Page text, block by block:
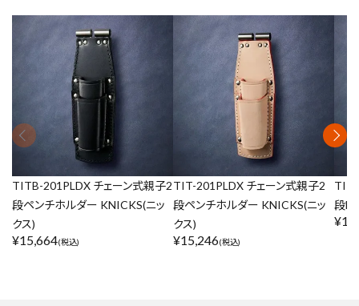
TITB-201PLDX チェーン式親子2
段ペンチホルダー KNICKS(ニッ
クス)
¥15,664(税込)
TIT-201PLDX チェーン式親子2
段ペンチホルダー KNICKS(ニッ
クス)
¥15,246(税込)
TIT-
段LL
¥